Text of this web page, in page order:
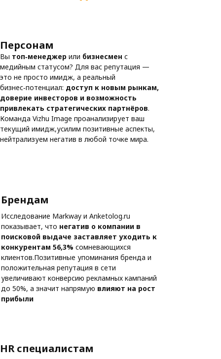
Исследование Markway и Anketolog.ru
показывает, что негатив о компании в
поисковой выдаче заставляет уходить к
конкурентам 56,3% сомневающихся
клиентов.Позитивные упоминания бренда и
положительная репутация в сети
увеличивают конверсию рекламных кампаний
до 50%, а значит напрямую влияют на рост
прибыли
Вы топ‑менеджер или бизнесмен с
медийным статусом? Для вас репутация —
это не просто имидж, а реальный
бизнес‑потенциал: доступ к новым рынкам,
доверие инвесторов и возможность
привлекать стратегических партнёров.
Команда Vizhu Image проанализирует ваш
текущий имидж,усилим позитивные аспекты,
нейтрализуем негатив в любой точке мира.
HR специалистам
Брендам
Персонам